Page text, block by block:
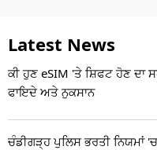
Latest News
ਕੀ ਹੁਣ eSIM 'ਤੇ ਸ਼ਿਫਟ ਹੋਣ ਦਾ
ਫਾਇਦੇ ਅਤੇ ਨੁਕਸਾਨ
ਚੰਡੀਗੜ੍ਹ ਪੁਲਿਸ ਭਰਤੀ ਨਿਯਮਾਂ